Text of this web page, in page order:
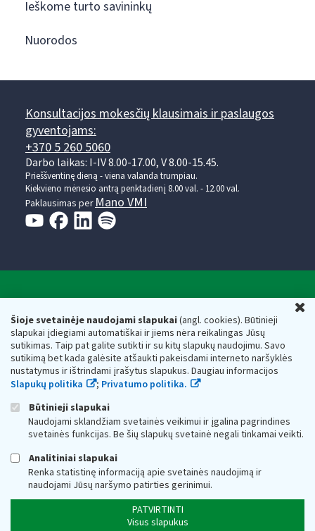
Šioje svetainėje naudojami slapukai(angl. cookies). Būtinieji
slapukai įdiegiami automatiškai ir jiems nėra reikalingas Jūsų
sutikimas. Taip pat galite sutikti ir su kitų slapukų naudojimu. Savo
sutikimą bet kada galėsite atšaukti pakeisdami interneto naršyklės
nustatymus ir ištrindami įrašytus slapukus. Daugiau informacijos
Slapukų politika
; Privatumo politika.
Būtinieji slapukai
Naudojami sklandžiam svetainės veikimui ir įgalina pagrindines
svetainės funkcijas. Be šių slapukų svetainė negali tinkamai veikti.
Analitiniai slapukai
Renka statistinę informaciją apie svetainės naudojimą ir
naudojami Jūsų naršymo patirties gerinimui.
PATVIRTINTI
Visus slapukus
Ieškome turto savininkų
Nuorodos
Konsultacijos mokesčių klausimais ir paslaugos
gyventojams:
+370 5 260 5060
Darbo laikas: I-IV 8.00-17.00, V 8.00-15.45.
Prieššventinę dieną - viena valanda trumpiau.
Kiekvieno mėnesio antrą penktadienį 8.00 val. - 12.00 val.
Paklausimas perMano VMI
Valstybinė mokesčių inspekcija prie Lietuvos
Respublikos finansų ministerijos
Biudžetinė įstaiga. Juridinio asmens kodas — 188659752,
adresas: Vasario 16-osios g. 14, 01107 Vilnius, Lietuva, el.paštas:
vmi@vmi.lt , E. pristatymo dėžutės adresas 188659752
Duomenys apie Valstybinę mokesčių inspekciją prie Lietuvos
Respublikos finansų ministerijos kaupiami ir saugomi Juridinių